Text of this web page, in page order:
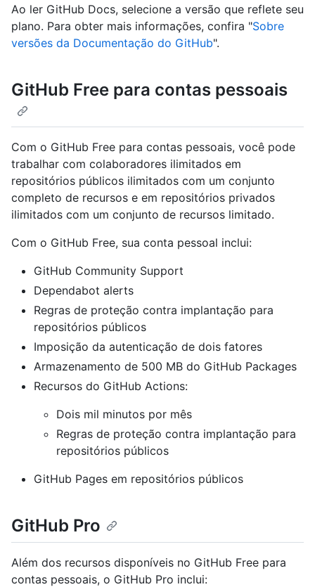
Ao ler GitHub Docs, selecione a versão que reflete seu
plano. Para obter mais informações, confira "Sobre
versões da Documentação do GitHub".
GitHub Free para contas pessoais
Com o GitHub Free para contas pessoais, você pode
trabalhar com colaboradores ilimitados em
repositórios públicos ilimitados com um conjunto
completo de recursos e em repositórios privados
ilimitados com um conjunto de recursos limitado.
Com o GitHub Free, sua conta pessoal inclui:
GitHub Community Support
Dependabot alerts
Regras de proteção contra implantação para
repositórios públicos
Imposição da autenticação de dois fatores
Armazenamento de 500 MB do GitHub Packages
Recursos do GitHub Actions:
Dois mil minutos por mês
Regras de proteção contra implantação para
repositórios públicos
GitHub Pages em repositórios públicos
GitHub Pro
Além dos recursos disponíveis no GitHub Free para
contas pessoais, o GitHub Pro inclui: